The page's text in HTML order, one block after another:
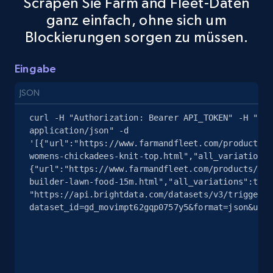
eBay - Gather data on products using
specified keywords
Seller reviews, Breadcrumbs, Root category, and
2.5K+ 359+ Gratis testen
eBay - Collect products from shops on eBay
URL, Product id, Title, Seller name, Seller rating,
Seller reviews, Breadcrumbs, Root category, and
ganz einfach, ohne sich um
Blockierungen sorgen zu müssen.
Eingabe
JSON
curl -H "Authorization: Bearer API_TOKEN" -H
application/json" -d
'[{"url":"https://www.farmandfleet.com/products/
womens-chickadees-knit-
{"url":"https://www.farmandfleet.com/products/
builder-lawn-food-
"https://api.brightdata.com/datasets/v3/trigger?